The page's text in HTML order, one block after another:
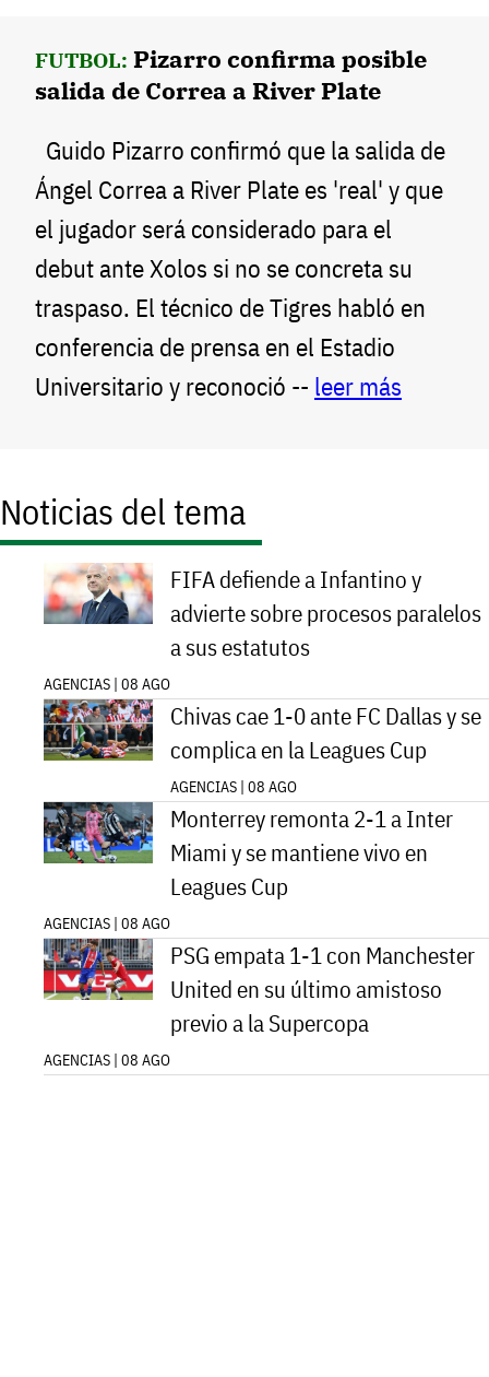
FUTBOL: Pizarro confirma posible
salida de Correa a River Plate
Guido Pizarro confirmó que la salida de
Ángel Correa a River Plate es 'real' y que
el jugador será considerado para el
debut ante Xolos si no se concreta su
traspaso. El técnico de Tigres habló en
conferencia de prensa en el Estadio
Universitario y reconoció -- leer más
Noticias del tema
FIFA defiende a Infantino y
advierte sobre procesos paralelos
a sus estatutos
AGENCIAS | 08 AGO
Chivas cae 1-0 ante FC Dallas y se
complica en la Leagues Cup
AGENCIAS | 08 AGO
Monterrey remonta 2-1 a Inter
Miami y se mantiene vivo en
Leagues Cup
AGENCIAS | 08 AGO
PSG empata 1-1 con Manchester
United en su último amistoso
previo a la Supercopa
AGENCIAS | 08 AGO